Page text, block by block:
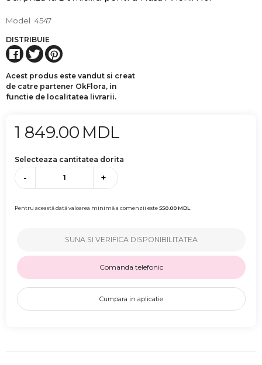
Model 4547
DISTRIBUIE
Acest produs este vandut si creat
de catre partener OkFlora, in
functie de localitatea livrarii.
1 849.00 MDL
Selecteaza cantitatea dorita
- +
Pentru această dată valoarea minimă a comenzii este550.00MDL
SUNA SI VERIFICA DISPONIBILITATEA
Comanda telefonic
Cumpara in aplicatie